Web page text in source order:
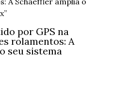
por GPS na
rolamentos: A
seu sistema